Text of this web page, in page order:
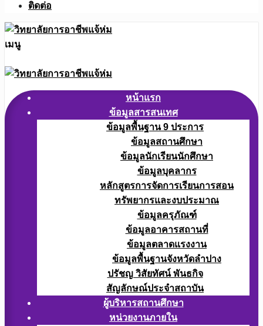
ติดต่อ
เมนู
หน้าแรก
ข้อมูลสารสนเทศ
ข้อมูลพื้นฐาน 9 ประการ
ข้อมูลสถานศึกษา
ข้อมูลนักเรียนนักศึกษา
ข้อมูลบุคลากร
หลักสูตรการจัดการเรียนการสอน
ทรัพยากรและงบประมาณ
ข้อมูลครุภัณฑ์
ข้อมูลอาคารสถานที่
ข้อมูลตลาดแรงงาน
ข้อมูลพื้นฐานจังหวัดลำปาง
ปรัชญ วิสัยทัศน์ พันธกิจ
สัญลักษณ์ประจำสถาบัน
ผู้บริหารสถานศึกษา
หน่วยงานภายใน